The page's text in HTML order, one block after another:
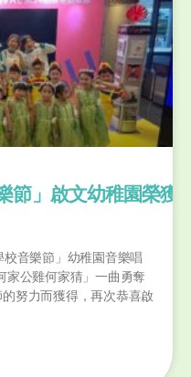
節」啟文幼稚園榮獲
音樂節」幼稚園音樂唱
家公雞何家猜」一曲勇奪
的努力而獲得，再次恭喜啟